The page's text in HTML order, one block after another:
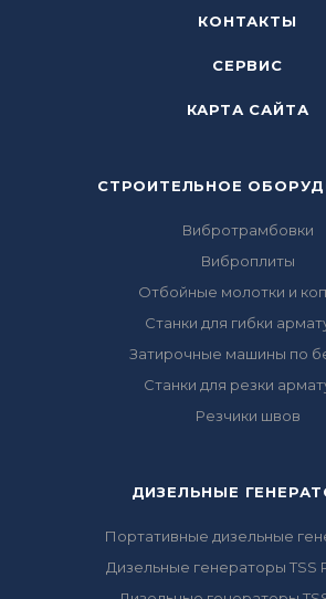
КОНТАКТЫ
СЕРВИС
КАРТА САЙТА
СТРОИТЕЛЬНОЕ
Вибротрамбовки
Виброплиты
Отбойные молотки и
Станки для гибки
Затирочные машины по
Станки для резки
Резчики швов
ДИЗЕЛЬНЫЕ
Портативные дизельные
Дизельные генераторы TSS